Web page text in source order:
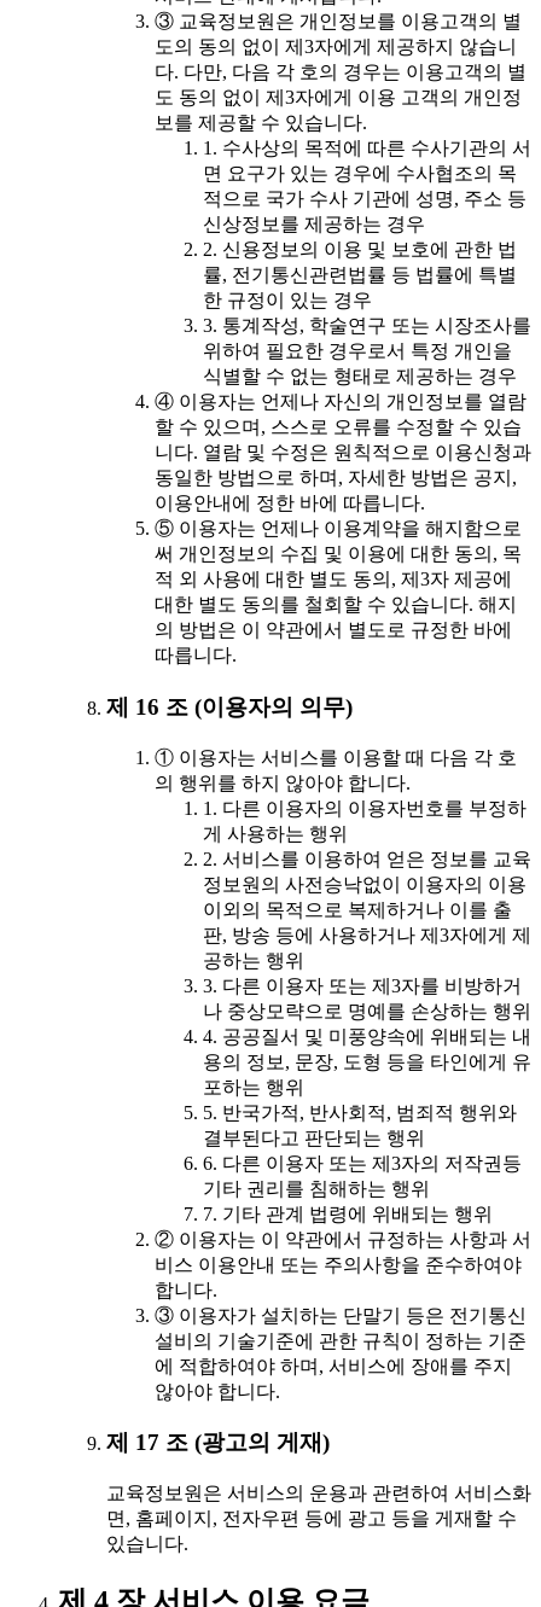
③ 교육정보원은 개인정보를 이용고객의 별
도의 동의 없이 제3자에게 제공하지 않습니
다. 다만, 다음 각 호의 경우는 이용고객의 별
도 동의 없이 제3자에게 이용 고객의 개인정
보를 제공할 수 있습니다.
1. 수사상의 목적에 따른 수사기관의 서
면 요구가 있는 경우에 수사협조의 목
적으로 국가 수사 기관에 성명, 주소 등
신상정보를 제공하는 경우
2. 신용정보의 이용 및 보호에 관한 법
률, 전기통신관련법률 등 법률에 특별
한 규정이 있는 경우
3. 통계작성, 학술연구 또는 시장조사를
위하여 필요한 경우로서 특정 개인을
식별할 수 없는 형태로 제공하는 경우
④ 이용자는 언제나 자신의 개인정보를 열람
할 수 있으며, 스스로 오류를 수정할 수 있습
니다. 열람 및 수정은 원칙적으로 이용신청과
동일한 방법으로 하며, 자세한 방법은 공지,
이용안내에 정한 바에 따릅니다.
⑤ 이용자는 언제나 이용계약을 해지함으로
써 개인정보의 수집 및 이용에 대한 동의, 목
적 외 사용에 대한 별도 동의, 제3자 제공에
대한 별도 동의를 철회할 수 있습니다. 해지
의 방법은 이 약관에서 별도로 규정한 바에
따릅니다.
제 16 조 (이용자의 의무)
① 이용자는 서비스를 이용할 때 다음 각 호
의 행위를 하지 않아야 합니다.
1. 다른 이용자의 이용자번호를 부정하
게 사용하는 행위
2. 서비스를 이용하여 얻은 정보를 교육
정보원의 사전승낙없이 이용자의 이용
이외의 목적으로 복제하거나 이를 출
판, 방송 등에 사용하거나 제3자에게 제
공하는 행위
3. 다른 이용자 또는 제3자를 비방하거
나 중상모략으로 명예를 손상하는 행위
4. 공공질서 및 미풍양속에 위배되는 내
용의 정보, 문장, 도형 등을 타인에게 유
포하는 행위
5. 반국가적, 반사회적, 범죄적 행위와
결부된다고 판단되는 행위
6. 다른 이용자 또는 제3자의 저작권등
기타 권리를 침해하는 행위
7. 기타 관계 법령에 위배되는 행위
② 이용자는 이 약관에서 규정하는 사항과 서
비스 이용안내 또는 주의사항을 준수하여야
합니다.
③ 이용자가 설치하는 단말기 등은 전기통신
설비의 기술기준에 관한 규칙이 정하는 기준
에 적합하여야 하며, 서비스에 장애를 주지
않아야 합니다.
제 17 조 (광고의 게재)
교육정보원은 서비스의 운용과 관련하여 서비스화
면, 홈페이지, 전자우편 등에 광고 등을 게재할 수
있습니다.